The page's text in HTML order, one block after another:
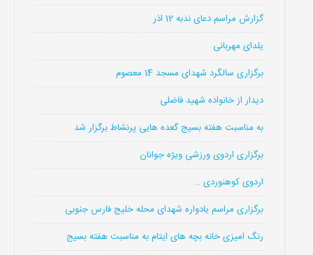
گزارش مراسم دعای ندبه 12 اذر
یلدای مهربانی
برگزاری سالگرد شهدای مسجد 14 معصوم
دیدار از خانواده شهید فاضلی
به مناسبت هفته بسیج گعده هایی پرنشاط برگزار شد
برگزاری اردوی ورزشی ویژه جوانان
اردوی کوهنوردی …
برگزاری مراسم یادواره شهدای محله خلیج فارس جنوبی
رنگ امیزی خانه بچه های ایتام به مناسبت هفته بسیج